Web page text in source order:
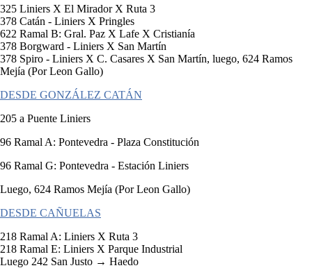
325 Liniers X El Mirador X Ruta 3
378 Catán - Liniers X Pringles
622 Ramal B: Gral. Paz X Lafe X Cristianía
378 Borgward - Liniers X San Martín
378 Spiro - Liniers X C. Casares X San Martín, luego, 624 Ramos
Mejía (Por Leon Gallo)
DESDE GONZÁLEZ CATÁN
205 a Puente Liniers
96 Ramal A: Pontevedra - Plaza Constitución
96 Ramal G: Pontevedra - Estación Liniers
Luego, 624 Ramos Mejía (Por Leon Gallo)
DESDE CAÑUELAS
218 Ramal A: Liniers X Ruta 3
218 Ramal E: Liniers X Parque Industrial
Luego 242 San Justo → Haedo